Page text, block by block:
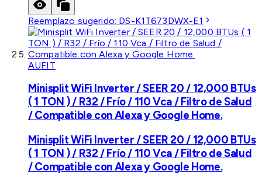
Reemplazo sugerido: DS-K1T673DWX-E1
AUFIT
Minisplit WiFi Inverter / SEER 20 / 12,000 BTUs
( 1 TON ) / R32 / Frío / 110 Vca / Filtro de Salud
/ Compatible con Alexa y Google Home.
Minisplit WiFi Inverter / SEER 20 / 12,000 BTUs
( 1 TON ) / R32 / Frío / 110 Vca / Filtro de Salud
/ Compatible con Alexa y Google Home.